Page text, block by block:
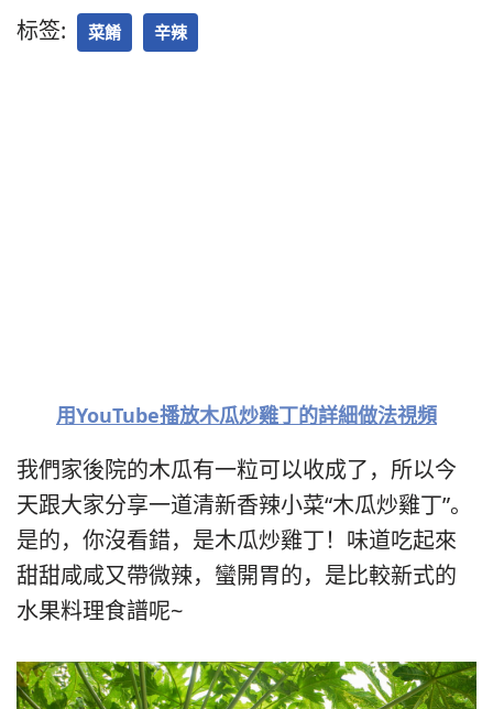
标签: 菜餚 辛辣
用YouTube播放木瓜炒雞丁的詳細做法視頻
我們家後院的木瓜有一粒可以收成了，所以今
天跟大家分享一道清新香辣小菜“木瓜炒雞丁”。
是的，你沒看錯，是木瓜炒雞丁！味道吃起來
甜甜咸咸又帶微辣，蠻開胃的，是比較新式的
水果料理食譜呢~